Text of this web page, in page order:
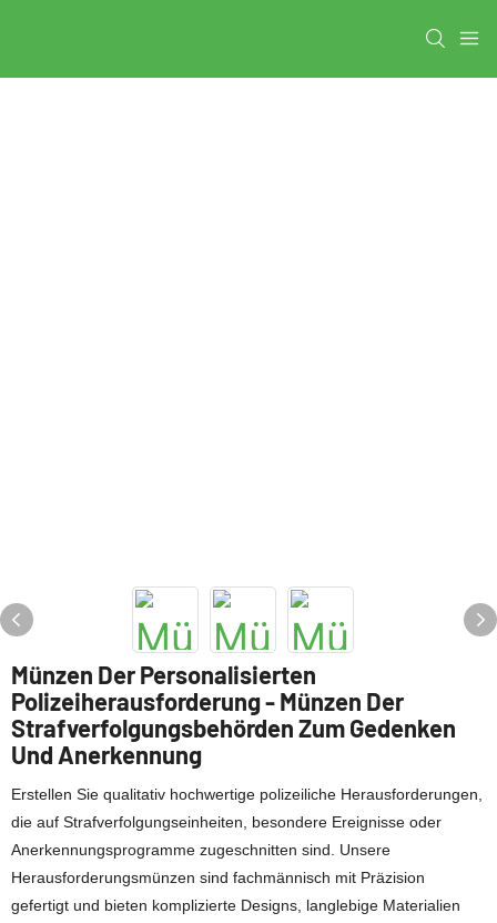
Münzen Der Personalisierten
Polizeiherausforderung - Münzen Der
Strafverfolgungsbehörden Zum Gedenken
Und Anerkennung
Erstellen Sie qualitativ hochwertige polizeiliche Herausforderungen,
die auf Strafverfolgungseinheiten, besondere Ereignisse oder
Anerkennungsprogramme zugeschnitten sind. Unsere
Herausforderungsmünzen sind fachmännisch mit Präzision
gefertigt und bieten komplizierte Designs, langlebige Materialien